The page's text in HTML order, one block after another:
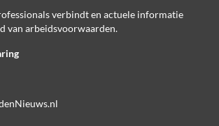
verbindt en actuele informatie
van arbeidsvoorwaarden.